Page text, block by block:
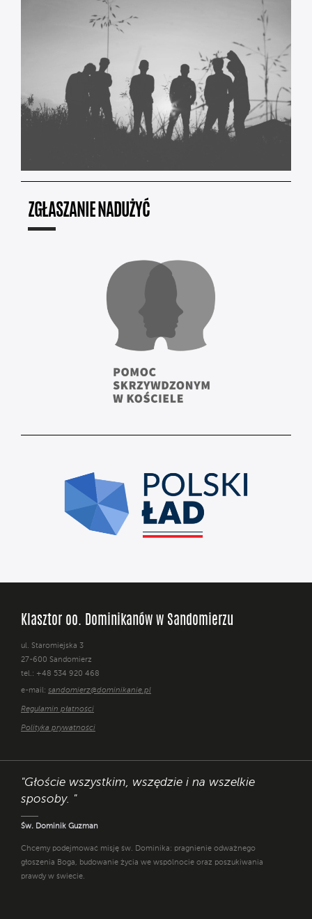
ZGŁASZANIE NADUŻYĆ
Klasztor oo. Dominikanów w Sandomierzu
ul. Staromiejska 3
27-600 Sandomierz
tel.: +48 534 920 468
e-mail: sandomierz@dominikanie.pl
Regulamin płatności
Polityka prywatności
"Głoście wszystkim, wszędzie i na wszelkie
sposoby. "
Św. Dominik Guzman
Chcemy podejmować misję św. Dominika: pragnienie odważnego
głoszenia Boga, budowanie życia we wspólnocie oraz poszukiwania
prawdy w świecie.